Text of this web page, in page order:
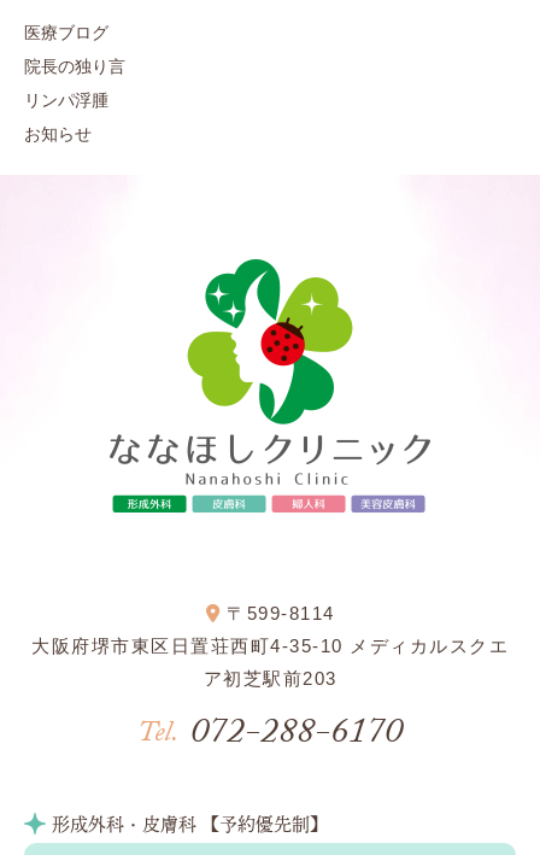
医療ブログ
院長の独り言
リンパ浮腫
お知らせ
〒599-8114
大阪府堺市東区日置荘西町4-35-10 メディカルスクエ
ア初芝駅前203
Tel. 072-288-6170
形成外科・皮膚科 【予約優先制】